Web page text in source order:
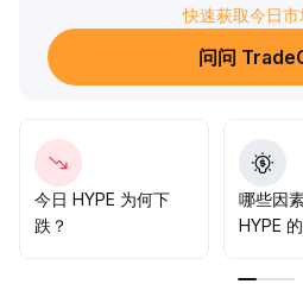
3美元阻力，将有望上探60-80
心多头仓位，短线投资者关注区
快速获取今日市
问问
今日 HYPE 为何下
跌？
哪些因
HYPE